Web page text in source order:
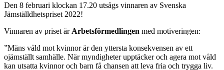
Den 8 februari klockan 17.20 utsågs vinnaren av Svenska
Jämställdhetspriset 2022!
Vinnaren av priset är Arbetsförmedlingen med motiveringen:
”Mäns våld mot kvinnor är den yttersta konsekvensen av ett
ojämställt samhälle. När myndigheter upptäcker och agera mot våld
kan utsatta kvinnor och barn få chansen att leva fria och trygga liv.